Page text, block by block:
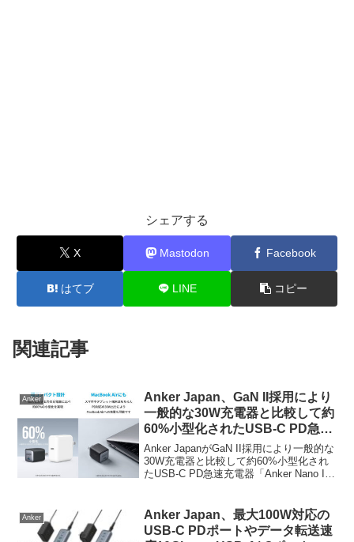
シェアする
X Mastodon Facebook
はてブ LINE コピー
関連記事
Anker
Anker Japan、GaN II採用により
一般的な30W充電器と比較して約
60%小型化されたUSB-C PD急速
充電器「Anker Nano II 30W」を
発売。
Anker JapanがGaN II採用により一般的な
30W充電器と比較して約60%小型化され
たUSB-C PD急速充電器「Anker Nano II
Anker
Anker Japan、最大100W対応の
USB-C PDポートやデータ転送速